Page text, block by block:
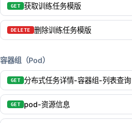
GET 获取训练任务模版
DELETE 删除训练任务模版
容器组（Pod）
GET 分布式任务详情-容器组-列表查询
GET pod-资源信息